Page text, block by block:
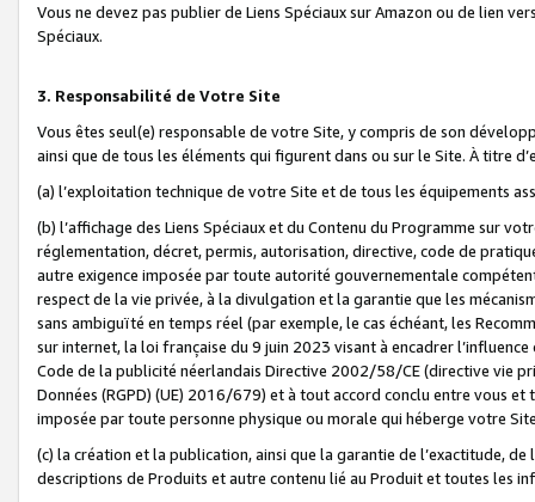
Vous ne devez pas publier de Liens Spéciaux sur Amazon ou de lien
Spéciaux.
3. Responsabilité de Votre Site
Vous êtes seul(e) responsable de votre Site, y compris de son
ainsi que de tous les éléments qui figurent dans ou sur le Site. À titre
(a) l’exploitation technique de votre Site et de tous les équipements
(b) l’affichage des Liens Spéciaux et du Contenu du Programme sur
réglementation, décret, permis, autorisation, directive, code de
autre exigence imposée par toute autorité gouvernementale
respect de la vie privée, à la divulgation et la garantie que les
sans ambiguïté en temps réel (par exemple, le cas échéant, les
sur internet, la loi française du 9 juin 2023 visant à encadrer
Code de la publicité néerlandais Directive 2002/58/CE (directive vie
Données (RGPD) (UE) 2016/679) et à tout accord conclu entre vous
imposée par toute personne physique ou morale qui héberge votre
(c) la création et la publication, ainsi que la garantie de l’exactitude,
descriptions de Produits et autre contenu lié au Produit et toutes les